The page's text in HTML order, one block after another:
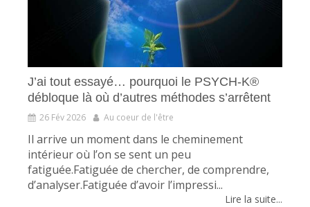
J’ai tout essayé… pourquoi le PSYCH-K®
débloque là où d’autres méthodes s’arrêtent
26 Fév 2026 Au coeur de l'être
Il arrive un moment dans le cheminement
intérieur où l’on se sent un peu
fatiguée.Fatiguée de chercher, de comprendre,
d’analyser.Fatiguée d’avoir l’impressi...
Lire la suite...